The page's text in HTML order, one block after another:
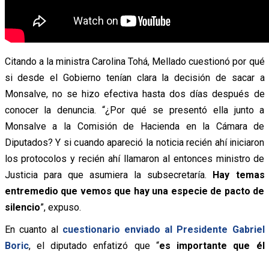
Citando a la ministra Carolina Tohá, Mellado cuestionó por qué
si desde el Gobierno tenían clara la decisión de sacar a
Monsalve, no se hizo efectiva hasta dos días después de
conocer la denuncia. “¿Por qué se presentó ella junto a
Monsalve a la Comisión de Hacienda en la Cámara de
Diputados? Y si cuando apareció la noticia recién ahí iniciaron
los protocolos y recién ahí llamaron al entonces ministro de
Justicia para que asumiera la subsecretaría. Hay temas
entremedio que vemos que hay una especie de pacto de
silencio”, expuso.
En cuanto al cuestionario enviado al Presidente Gabriel
Boric, el diputado enfatizó que “es importante que él